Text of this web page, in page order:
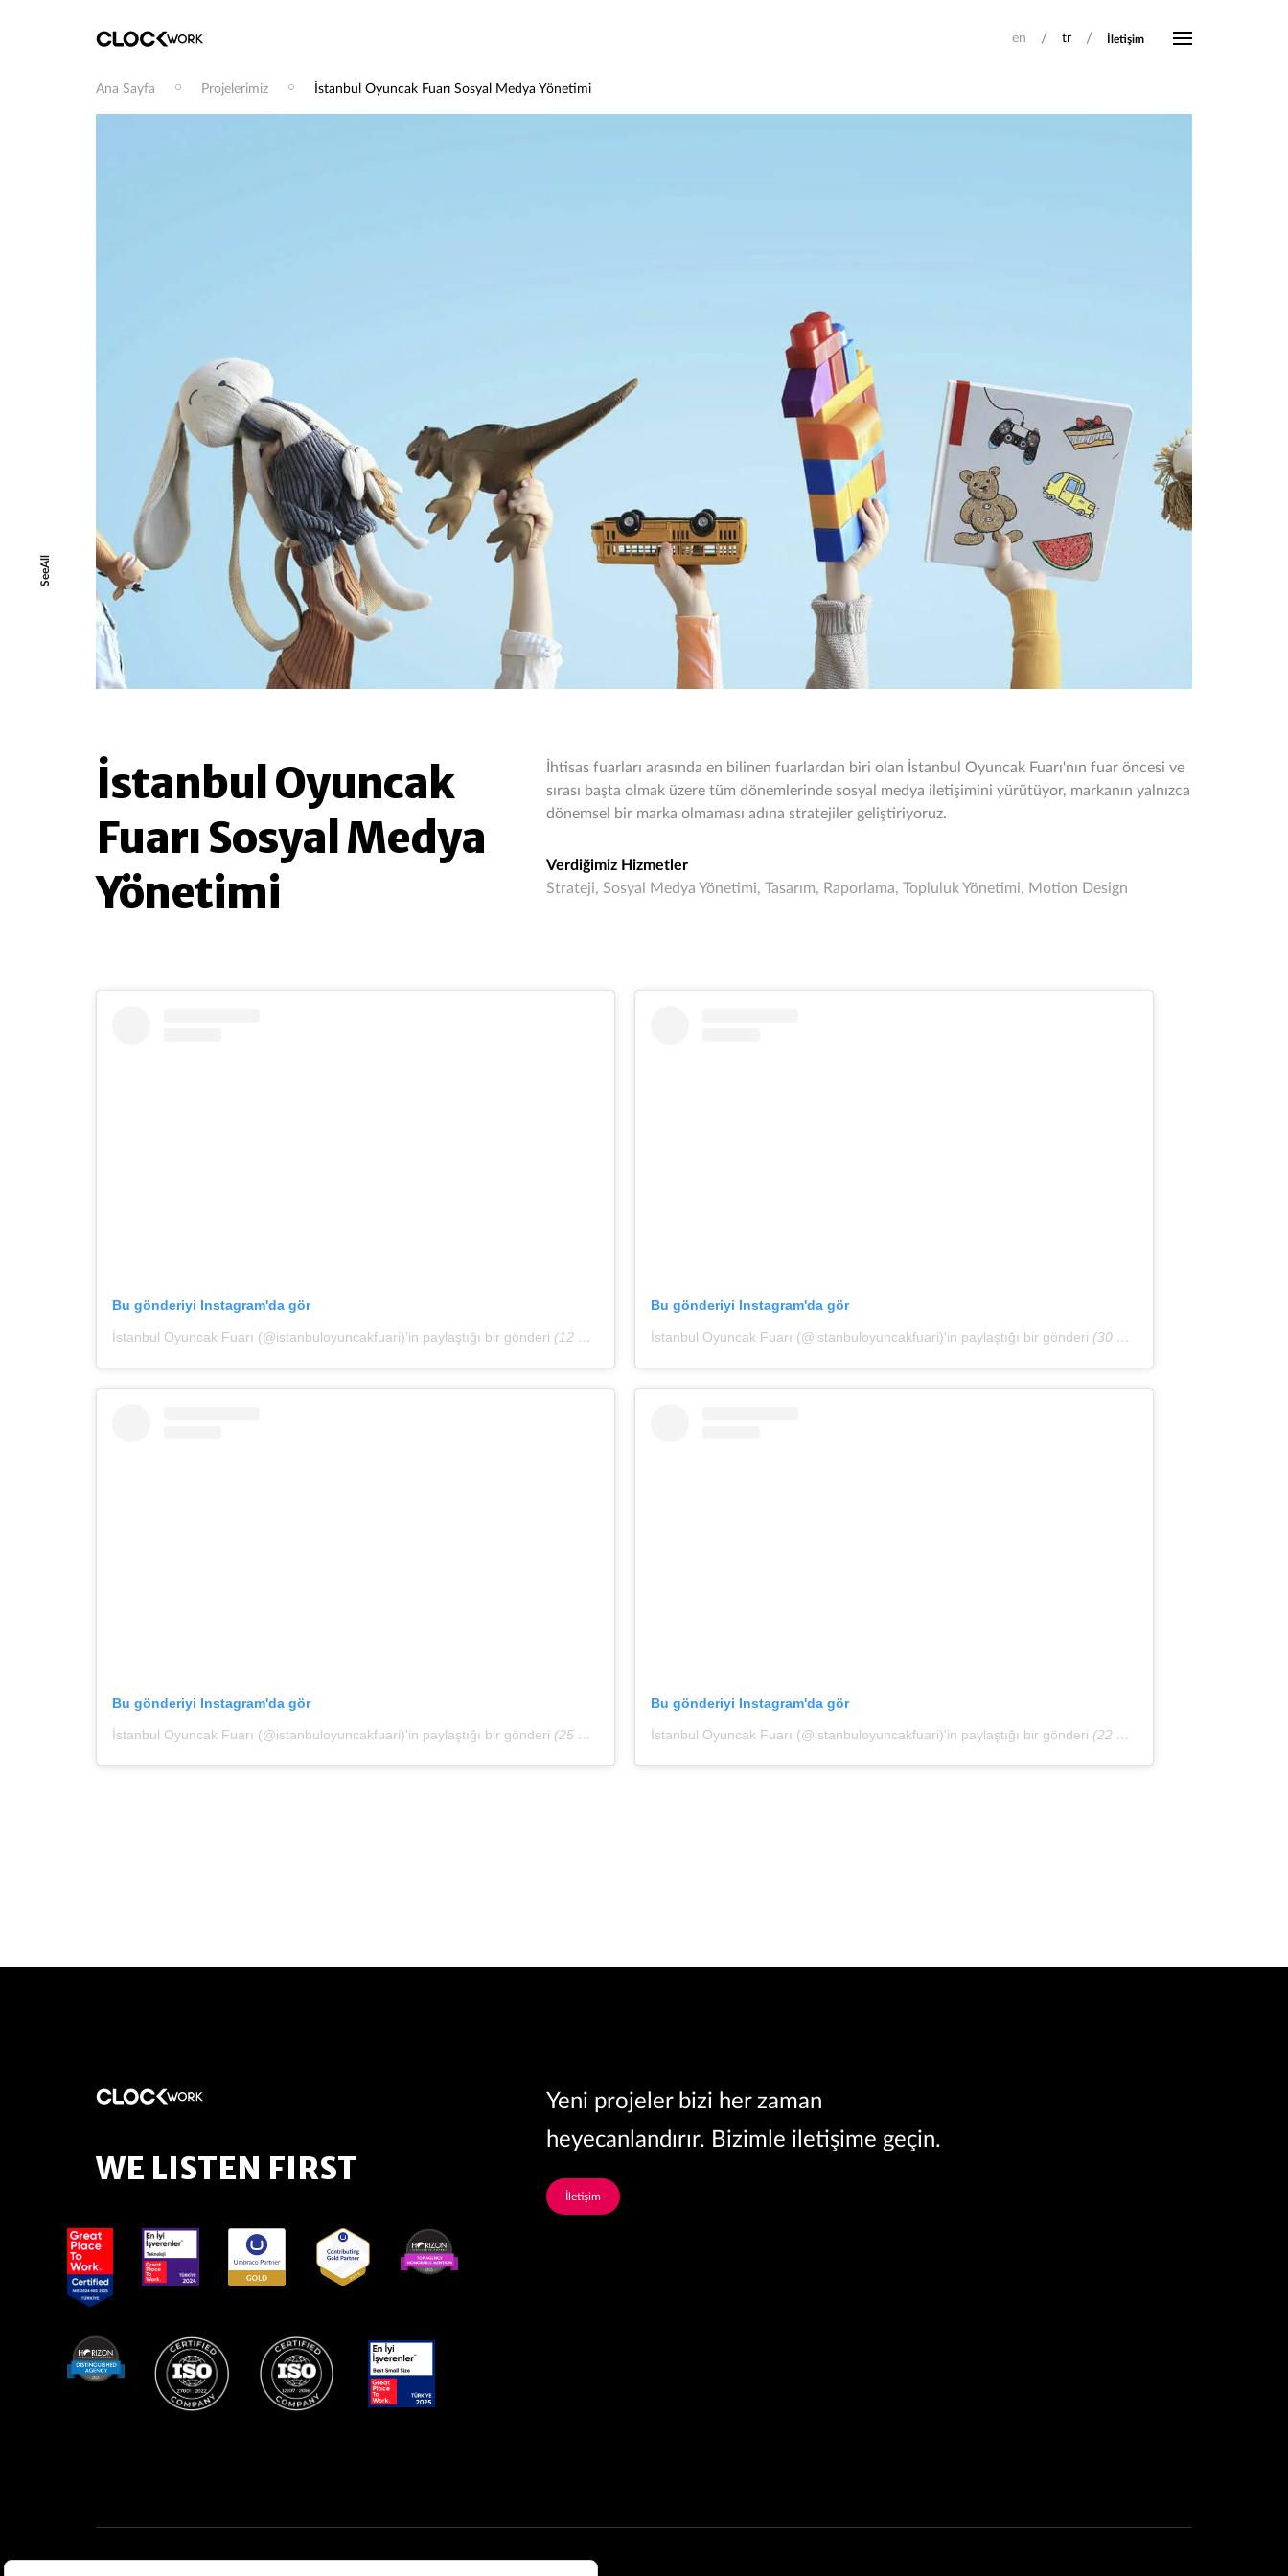
en / tr / İletişim
Ana Sayfa Projelerimiz İstanbul Oyuncak Fuarı Sosyal Medya Yönetimi
SeeAll
İstanbul Oyuncak
Fuarı Sosyal Medya
Yönetimi
İhtisas fuarları arasında en bilinen fuarlardan biri olan İstanbul Oyuncak Fuarı'nın fuar öncesi ve
sırası başta olmak üzere tüm dönemlerinde sosyal medya iletişimini yürütüyor, markanın yalnızca
dönemsel bir marka olmaması adına stratejiler geliştiriyoruz.
Verdiğimiz Hizmetler
Strateji, Sosyal Medya Yönetimi, Tasarım, Raporlama, Topluluk Yönetimi, Motion Design
Bu gönderiyi Instagram'da gör
İstanbul Oyuncak Fuarı (@istanbuloyuncakfuari)'in paylaştığı bir gönderi (12 Haz, 2020, 1:22öö PDT)
Bu gönderiyi Instagram'da gör
İstanbul Oyuncak Fuarı (@istanbuloyuncakfuari)'in paylaştığı bir gönderi (30 Nis, 2020, 12:28öö PDT)
Bu gönderiyi Instagram'da gör
İstanbul Oyuncak Fuarı (@istanbuloyuncakfuari)'in paylaştığı bir gönderi (25 Mar, 2020, 1:41öö PDT)
Bu gönderiyi Instagram'da gör
İstanbul Oyuncak Fuarı (@istanbuloyuncakfuari)'in paylaştığı bir gönderi (22 Şub, 2020, 12:08öö PST)
WE LISTEN FIRST
Yeni projeler bizi her zaman
heyecanlandırır. Bizimle iletişime geçin.
İletişim